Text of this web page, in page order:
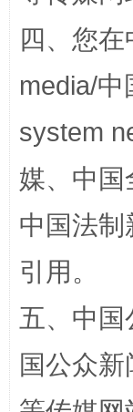
四、您
media/
system
媒、中国
中国法
引用。
五、中国
国公众